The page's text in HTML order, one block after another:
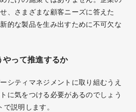
、さまざまな顧客ニーズに答えた
的な製品を生み出すために不可欠な
やって推進するか
シティマネジメントに取り組むうえ
に気をつける必要があるのでしょう
説明します。